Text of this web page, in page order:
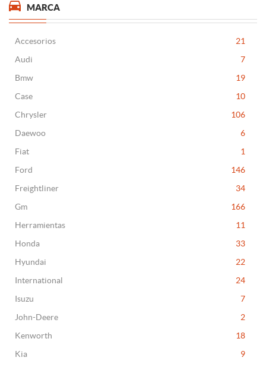
MARCA
Accesorios
21
Audi
7
Bmw
19
Case
10
Chrysler
106
Daewoo
6
Fiat
1
Ford
146
Freightliner
34
Gm
166
Herramientas
11
Honda
33
Hyundai
22
International
24
Isuzu
7
John-Deere
2
Kenworth
18
Kia
9